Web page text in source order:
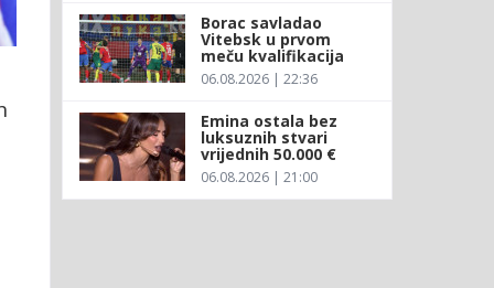
Borac savladao
Vitebsk u prvom
meču kvalifikacija
06.08.2026 | 22:36
Emina ostala bez
luksuznih stvari
vrijednih 50.000 €
06.08.2026 | 21:00